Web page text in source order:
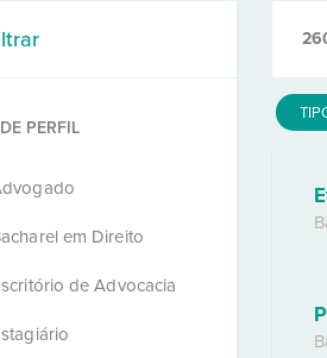
PERFIL
em Direito
de Advocacia